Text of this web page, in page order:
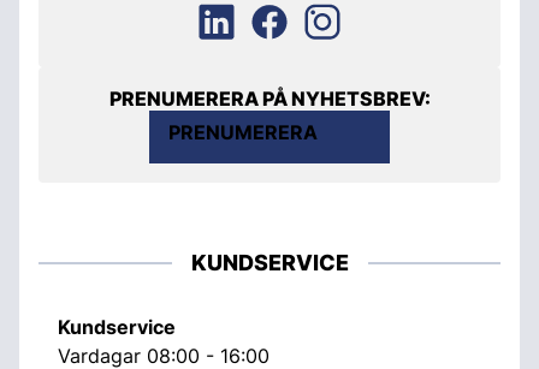
PRENUMERERA PÅ NYHETSBREV:
PRENUMERERA
KUNDSERVICE
Kundservice
Vardagar 08:00 - 16:00